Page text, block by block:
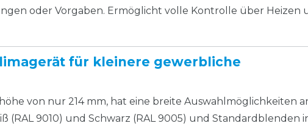
oder Vorgaben. Ermöglicht volle Kontrolle über Heizen
für kleinere gewerbliche
von nur 214 mm, hat eine breite Auswahlmöglichkeiten
(RAL 9010) und Schwarz (RAL 9005) und Standardblenden